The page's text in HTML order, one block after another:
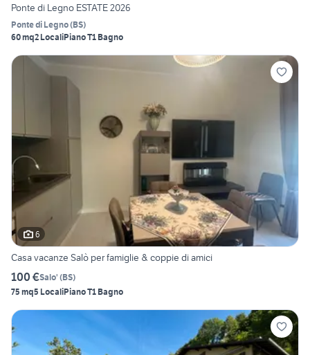
Ponte di Legno ESTATE 2026
Ponte di Legno(BS)
60 mq2 LocaliPiano T1 Bagno
6
Casa vacanze Salò per famiglie & coppie di amici
100 €Salo' (BS)
75 mq5 LocaliPiano T1 Bagno